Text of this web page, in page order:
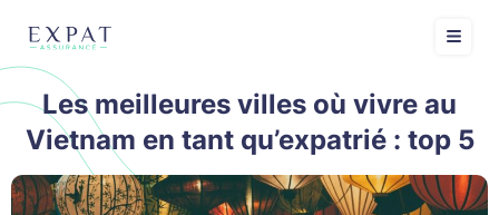
Les meilleures villes où vivre au
Vietnam en tant qu’expatrié : top 5